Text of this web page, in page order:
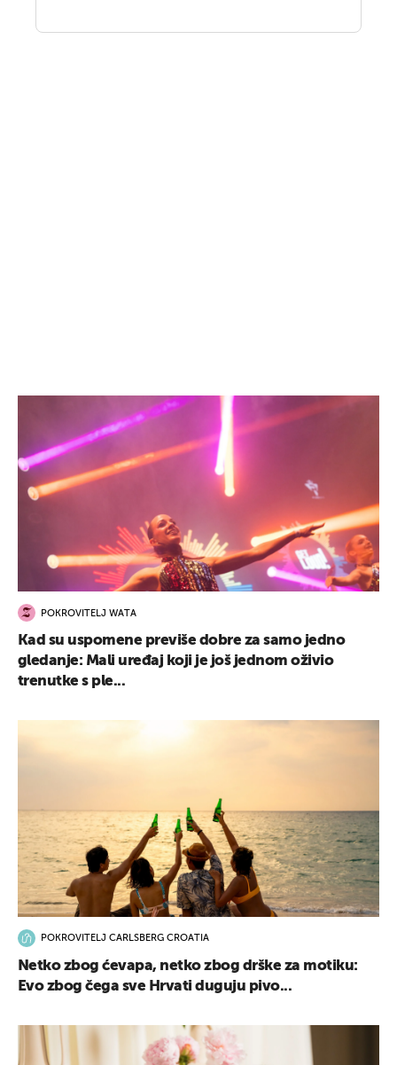
POKROVITELJ WATA
Kad su uspomene previše dobre za samo jedno
gledanje: Mali uređaj koji je još jednom oživio
trenutke s ple...
POKROVITELJ CARLSBERG CROATIA
Netko zbog ćevapa, netko zbog drške za motiku:
Evo zbog čega sve Hrvati duguju pivo...